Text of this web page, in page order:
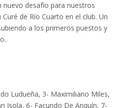
nuevo desafío para nuestros
de Río Cuarto en el club. Un
a los primeros puestos y
Ludueña, 3- Maximiliano Miles,
Isola, 6- Facundo De Anquín, 7-